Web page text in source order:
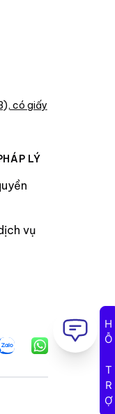
có giấy
LÝ
vụ
WhatsApp HỖ TRỢ